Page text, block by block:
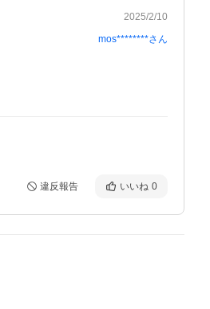
2025/2/10
mos********さん
違反報告 いいね 0